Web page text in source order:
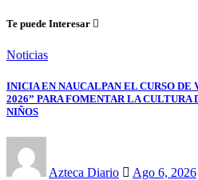
Te puede Interesar
Noticias
INICIA EN NAUCALPAN EL CURSO
2026” PARA FOMENTAR LA CULTURA
NIÑOS
Azteca Diario Ago 6, 2026